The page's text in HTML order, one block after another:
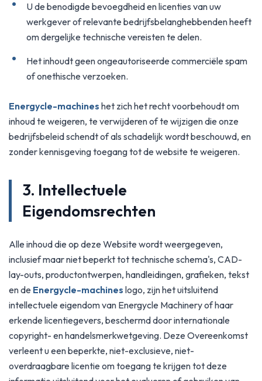
U de benodigde bevoegdheid en licenties van uw
werkgever of relevante bedrijfsbelanghebbenden heeft
om dergelijke technische vereisten te delen.
Het inhoudt geen ongeautoriseerde commerciële spam
of onethische verzoeken.
Energycle-machines het zich het recht voorbehoudt om
inhoud te weigeren, te verwijderen of te wijzigen die onze
bedrijfsbeleid schendt of als schadelijk wordt beschouwd, en
zonder kennisgeving toegang tot de website te weigeren.
3. Intellectuele
Eigendomsrechten
Alle inhoud die op deze Website wordt weergegeven,
inclusief maar niet beperkt tot technische schema's, CAD-
lay-outs, productontwerpen, handleidingen, grafieken, tekst
en de Energycle-machines logo, zijn het uitsluitend
intellectuele eigendom van Energycle Machinery of haar
erkende licentiegevers, beschermd door internationale
copyright- en handelsmerkwetgeving. Deze Overeenkomst
verleent u een beperkte, niet-exclusieve, niet-
overdraagbare licentie om toegang te krijgen tot deze